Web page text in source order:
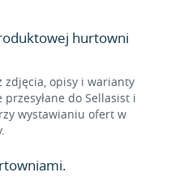
hurtowni
zdjęcia, opisy i warianty
do Sellasist i
wystawianiu ofert w